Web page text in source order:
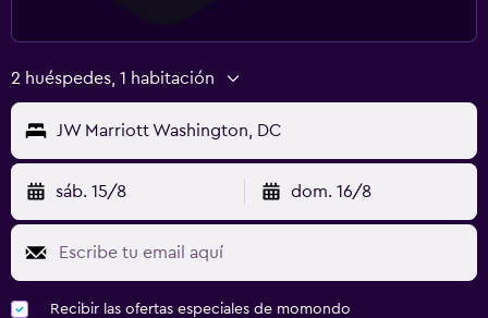
2 huéspedes, 1 habitación
JW Marriott Washington, DC
sáb. 15/8 dom. 16/8
Recibir las ofertas especiales de momondo